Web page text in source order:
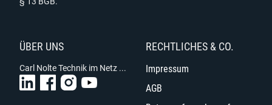
ÜBER UNS
Carl Nolte Technik im Netz ...
RECHTLICHES & CO.
Impressum
AGB